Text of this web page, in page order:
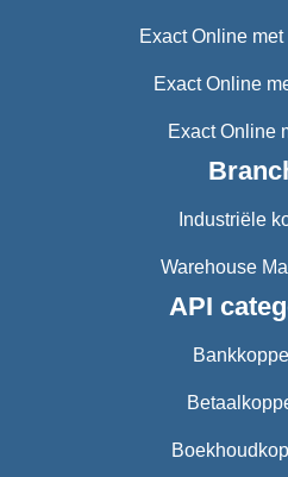
Exact Online
Exact Online
Exact Online
Industriële
Warehouse
API